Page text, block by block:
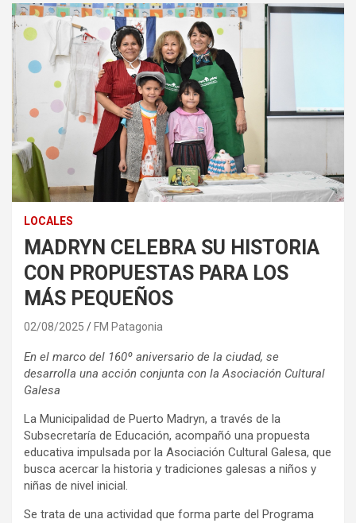
LOCALES
MADRYN CELEBRA SU HISTORIA
CON PROPUESTAS PARA LOS
MÁS PEQUEÑOS
02/08/2025 FM Patagonia
En el marco del 160º aniversario de la ciudad, se
desarrolla una acción conjunta con la Asociación Cultural
Galesa
La Municipalidad de Puerto Madryn, a través de la
Subsecretaría de Educación, acompañó una propuesta
educativa impulsada por la Asociación Cultural Galesa, que
busca acercar la historia y tradiciones galesas a niños y
niñas de nivel inicial.
Se trata de una actividad que forma parte del Programa